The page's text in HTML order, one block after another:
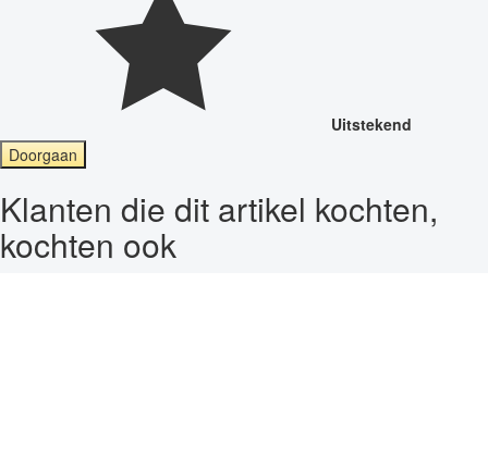
Uitstekend
Doorgaan
Klanten die dit artikel kochten,
kochten ook